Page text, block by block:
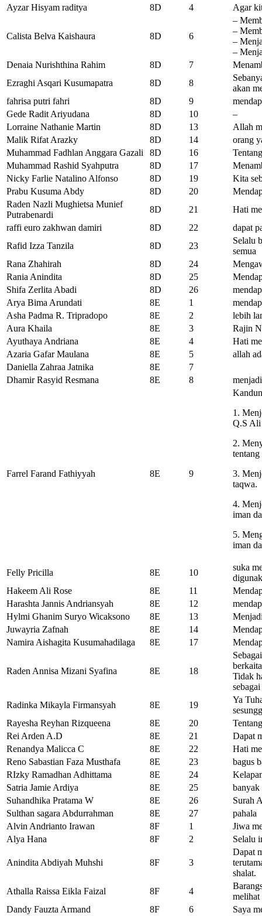
Ayzar Hisyam raditya
8D 4 Agar
Calista Belva Kaishaura 8D 6
–
–
–
–
Denaia Nurishthina Rahim
8D 7
Ezraghi Asqari Kusumapatra
8D 8
akan
fahrisa putri fahri
8D 9
Gede Radit Ariyudana
8D 10
–
Lorraine Nathanie Martin
8D 13
Allah
Malik Rifat Arazky
8D 14
orang
Muhammad Fadhlan Anggara Gazali
8D 16
Muhammad Rashid Syahputra
8D 17
Nicky Farlie Natalino Alfonso
8D 19
Kita
Prabu Kusuma Abdy
8D 20
Raden Nazli Mughietsa Munief
Putrabenardi
8D 21
Hati
raffi euro zakhwan damiri
8D 22
dapat
Rafid Izza Tanzila
8D 23
Selalu
semua
Rana Zhahirah
8D 24
Rania Anindita
8D 25
Shifa Zerlita Abadi
8D 26
Arya Bima Arundati
8E 1
Asha Padma R. Tripradopo
8E 2
lebih
Aura Khaila
8E 3
Rajin
Ayuthaya Andriana
8E 4
Hati
Azaria Gafar Maulana
8E 5
allah
Daniella Zahraa Jatnika
8E
7
Dhamir Rasyid Resmana
8E 8
Farrel Farand Fathiyyah 8E 9
1.
Q.S Ali
2.
3.
taqwa.
4.
iman
5.
iman
Felly Pricilla 8E 10
suka
Hakeem Ali Rose
8E 11
Harashta Jannis Andriansyah
8E 12
Hylmi Ghanim Suryo Wicaksono
8E 13
Juwayria Zafnah
8E 14
Namira Aishagita Kusumahadilaga
8E 17
Raden Annisa Mizani Syafina 8E 18
Tidak
Radinka Mikayla Firmansyah
8E 19
Ya
Rayesha Reyhan Rizqueena
8E 20
Rei Arden A.D
8E 21
Dapat
Renandya Malicca C
8E 22
Hati
Reno Sabastian Faza Musthafa
8E 23
bagus
RIzky Ramadhan Adhittama
8E 24
Satria Jamie Ardiya
8E 25
banyak
Suhandhika Pratama W
8E 26
Surah
Sulthan sagara Abdurrahman
8E 27
pahala
Alvin Andrianto Irawan
8F 1
Jiwa
Alya Hana
8F 2 Selalu
Anindita Abdiyah Muhshi 8F 3
Dapat
shalat.
Athalla Raissa Eikla Faizal
8F 4
melihat
Dandy Fauzta Armand
8F 6 Saya